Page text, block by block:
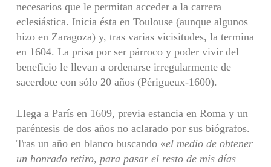
necesarios que le permitan acceder a la carrera
eclesiástica. Inicia ésta en Toulouse (aunque algunos
hizo en Zaragoza) y, tras varias vicisitudes, la termina
en 1604. La prisa por ser párroco y poder vivir del
beneficio le llevan a ordenarse irregularmente de
sacerdote con sólo 20 años (Périgueux-1600).
Llega a París en 1609, previa estancia en Roma y un
paréntesis de dos años no aclarado por sus biógrafos.
Tras un año en blanco buscando «el medio de obtener
un honrado retiro, para pasar el resto de mis días